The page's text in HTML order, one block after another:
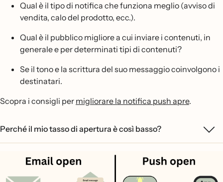
Qual è il tipo di notifica che funziona meglio (avviso di
vendita, calo del prodotto, ecc.).
Qual è il pubblico migliore a cui inviare i contenuti, in
generale e per determinati tipi di contenuti?
Se il tono e la scrittura del suo messaggio coinvolgono i
destinatari.
Scopra i consigli per migliorare la notifica push apre.
Perché il mio tasso di apertura è così basso?